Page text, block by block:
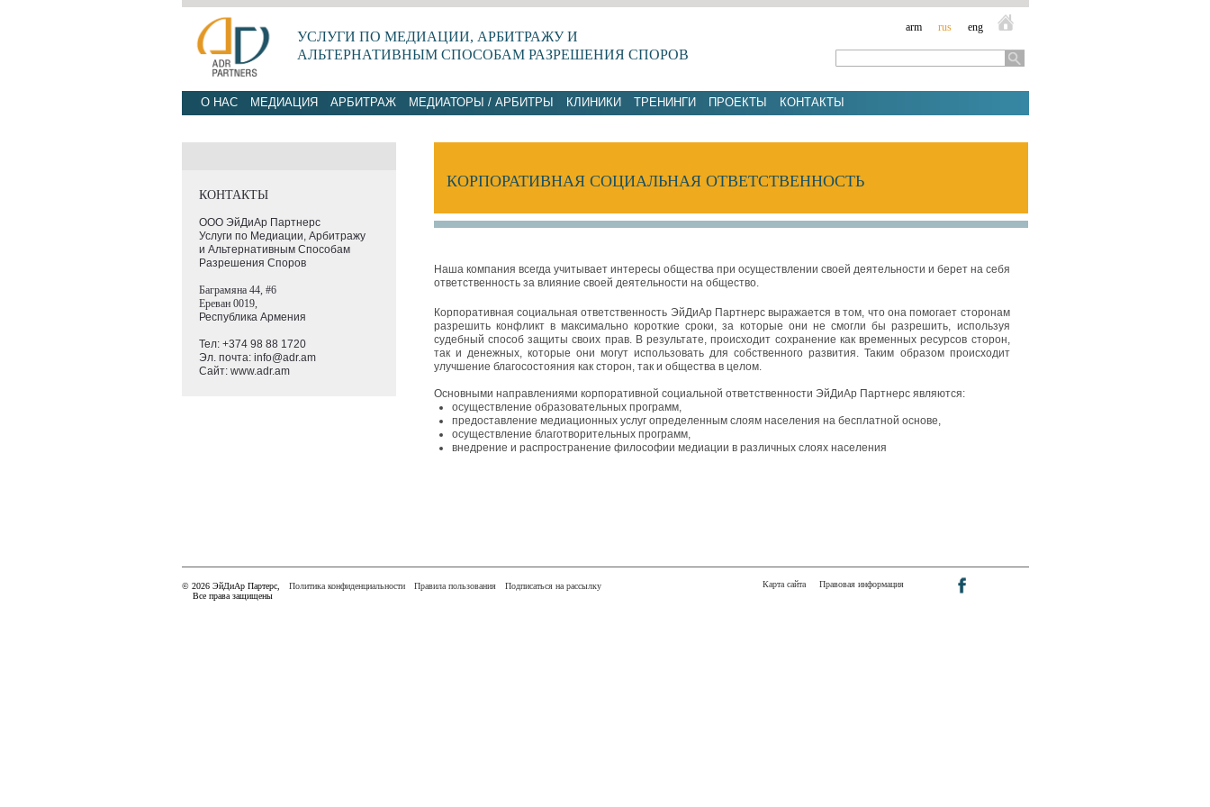
УСЛУГИ ПО МЕДИАЦИИ, АРБИТРАЖУ И
АЛЬТЕРНАТИВНЫМ СПОСОБАМ РАЗРЕШЕНИЯ СПОРОВ
arm rus eng
О НАС МЕДИАЦИЯ АРБИТРАЖ МЕДИАТОРЫ / АРБИТРЫ КЛИНИКИ ТРЕНИНГИ ПРОЕКТЫ КОНТАКТЫ
КОНТАКТЫ
ООО ЭйДиАр Партнерс
Услуги по Медиации, Арбитражу
и Альтернативным Способам
Разрешения Споров
Баграмяна 44, #6
Ереван 0019,
Республика Армения
Тел: +374 98 88 1720
Эл. почта: info@adr.am
Сайт: www.adr.am
КОРПОРАТИВНАЯ СОЦИАЛЬНАЯ ОТВЕТСТВЕННОСТЬ
Наша компания всегда учитывает интересы общества при осуществлении своей деятельности и берет на себя
ответственность за влияние своей деятельности на общество.
Корпоративная социальная ответственность ЭйДиАр Партнерс выражается в том, что она помогает сторонам
разрешить конфликт в максимально короткие сроки,за которые они не смогли бы разрешить, используя
судебный способ защиты своих прав. В результате,происходит сохранение как временных ресурсов сторон,
так и денежных, которые они могут использовать для собственного развития.Таким образом происходит
улучшение благосостояния как сторон, так и общества в целом.
Основными направлениями корпоративной социальной ответственности ЭйДиАр Партнерс являются:
осуществление образовательных программ,
предоставление медиационных услуг определенным слоям населения на бесплатной основе,
осуществление благотворительных программ,
внедрение и распространение философии медиации в различных слоях населения
© 2026 ЭйДиАр Партерс,
Все права защищены
Политика конфиденциальности Правила пользования Подписаться на рассылку Карта сайта Правовая информация